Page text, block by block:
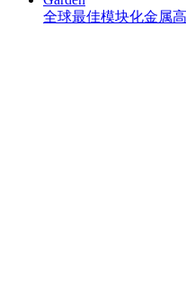
全球最佳模块化金属